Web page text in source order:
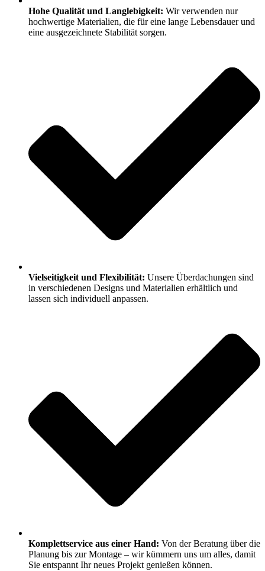
Hohe Qualität und Langlebigkeit: Wir verwenden nur
hochwertige Materialien, die für eine lange Lebensdauer und
eine ausgezeichnete Stabilität sorgen.
Vielseitigkeit und Flexibilität: Unsere Überdachungen sind
in verschiedenen Designs und Materialien erhältlich und
lassen sich individuell anpassen.
Komplettservice aus einer Hand: Von der Beratung über die
Planung bis zur Montage – wir kümmern uns um alles, damit
Sie entspannt Ihr neues Projekt genießen können.